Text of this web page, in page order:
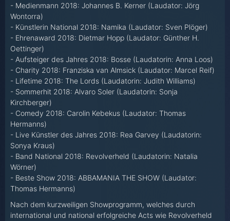
- Medienmann 2018: Johannes B. Kerner (Laudator: Jörg
Wontorra)
- Künstlerin National 2018: Namika (Laudator: Sven Plöger)
- Ehrenaward 2018: Dietmar Hopp (Laudator: Günther H.
Oettinger)
- Aufsteiger des Jahres 2018: Bosse (Laudatorin: Anna Loos)
- Charity 2018: Franziska van Almsick (Laudator: Marcel Reif)
- Lifetime 2018: The Lords (Laudatorin: Judith Williams)
- Sommerhit 2018: Alvaro Soler (Laudatorin: Sonja
Kirchberger)
- Comedy 2018: Carolin Kebekus (Laudator: Thomas
Hermanns)
- Live Künstler des Jahres 2018: Rea Garvey (Laudatorin:
Sonya Kraus)
- Band National 2018: Revolverheld (Laudatorin: Natalia
Wörner)
- Beste Show 2018: ABBAMANIA THE SHOW (Laudator:
Thomas Hermanns)
Nach dem kurzweiligen Showprogramm, welches durch
international und national erfolgreiche Acts wie Revolverheld